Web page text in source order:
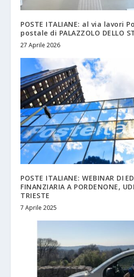
POSTE ITALIANE: al via lavori
postale di PALAZZOLO DELLO
27 Aprile 2026
POSTE ITALIANE: WEBINAR DI
FINANZIARIA A PORDENONE,
TRIESTE
7 Aprile 2025